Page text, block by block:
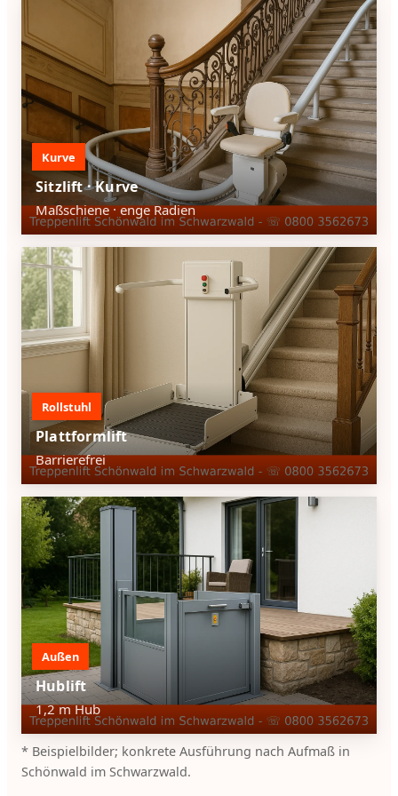
Kurve
Sitzlift · Kurve
Maßschiene · enge Radien
Rollstuhl
Plattformlift
Barrierefrei
Außen
Hublift
1,2 m Hub
* Beispielbilder; konkrete Ausführung nach Aufmaß in
Schönwald im Schwarzwald.